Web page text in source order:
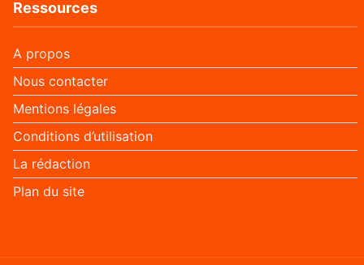
Ressources
A propos
Nous contacter
Mentions légales
Conditions d’utilisation
La rédaction
Plan du site